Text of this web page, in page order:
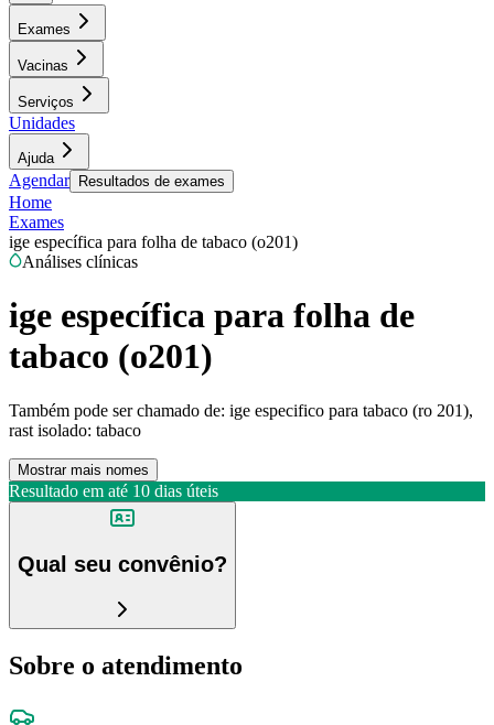
Exames
Vacinas
Serviços
Unidades
Ajuda
Agendar Resultados de exames
Home
Exames
ige específica para folha de tabaco (o201)
Análises clínicas
ige específica para folha de
tabaco (o201)
Também pode ser chamado de: ige especifico para tabaco (ro 201),
rast isolado: tabaco
Mostrar mais nomes
Resultado em até 10 dias úteis
Qual seu convênio?
Sobre o atendimento